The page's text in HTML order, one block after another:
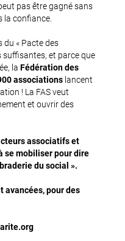
pas être gagné sans
la confiance.
du « Pacte des
suffisantes, et parce que
la Fédération des
associations lancent
! La FAS veut
et ouvrir des
associatifs et
se mobiliser pour dire
du social ».
avancées, pour des